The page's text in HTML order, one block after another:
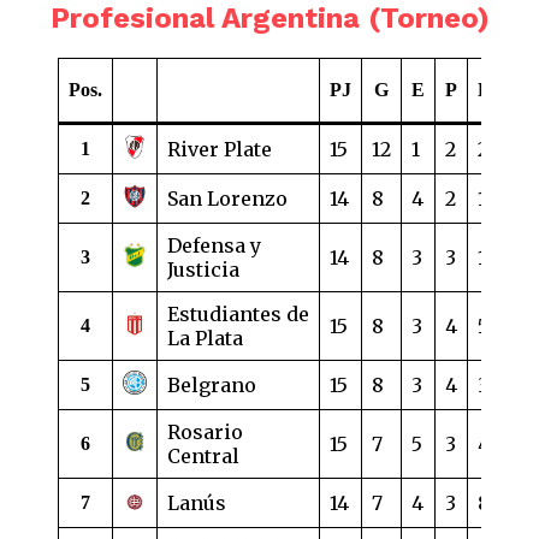
Profesional Argentina (Torneo)
Pos. PJ G E P DG
1 River Plate 15 12 1 2 20
2 San Lorenzo 14 8 4 2 10
3
Defensa y
Justicia
14 8 3 3 12
4
Estudiantes de
La Plata
15 8 3 4 5
5 Belgrano 15 8 3 4 3
6
Rosario
Central
15 7 5 3 4
7 Lanús 14 7 4 3 8